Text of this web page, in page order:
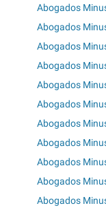
Abogados
Abogados
Abogados
Abogados
Abogados
Abogados
Abogados
Abogados
Abogados
Abogados
Abogados